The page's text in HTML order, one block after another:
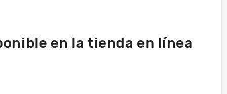
en la tienda en línea